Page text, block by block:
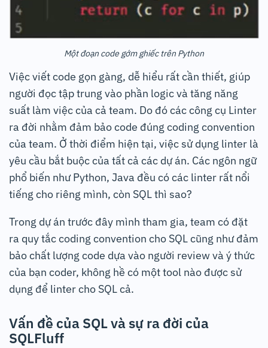
Một đoạn code gớm ghiếc trên Python
Việc viết code gọn gàng, dễ hiểu rất cần thiết, giúp
người đọc tập trung vào phần logic và tăng năng
suất làm việc của cả team. Do đó các công cụ Linter
ra đời nhằm đảm bảo code đúng coding convention
của team. Ở thời điểm hiện tại, việc sử dụng linter là
yêu cầu bắt buộc của tất cả các dự án. Các ngôn ngữ
phổ biến như Python, Java đều có các linter rất nổi
tiếng cho riêng mình, còn SQL thì sao?
Trong dự án trước đây mình tham gia, team có đặt
ra quy tắc coding convention cho SQL cũng như đảm
bảo chất lượng code dựa vào người review và ý thức
của bạn coder, không hề có một tool nào được sử
dụng để linter cho SQL cả.
Vấn đề của SQL và sự ra đời của
SQLFluff